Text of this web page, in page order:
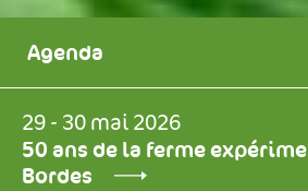
Agenda
29 - 30 mai 2026
50 ans de la ferme
Bordes